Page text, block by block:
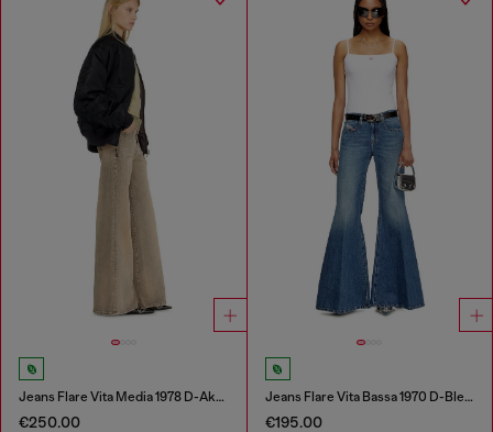
Jeans Flare Vita Media 1978 D-Akemi
€250.00
Jeans Flare Vita Bassa 1970 D-Bleess
€195.00